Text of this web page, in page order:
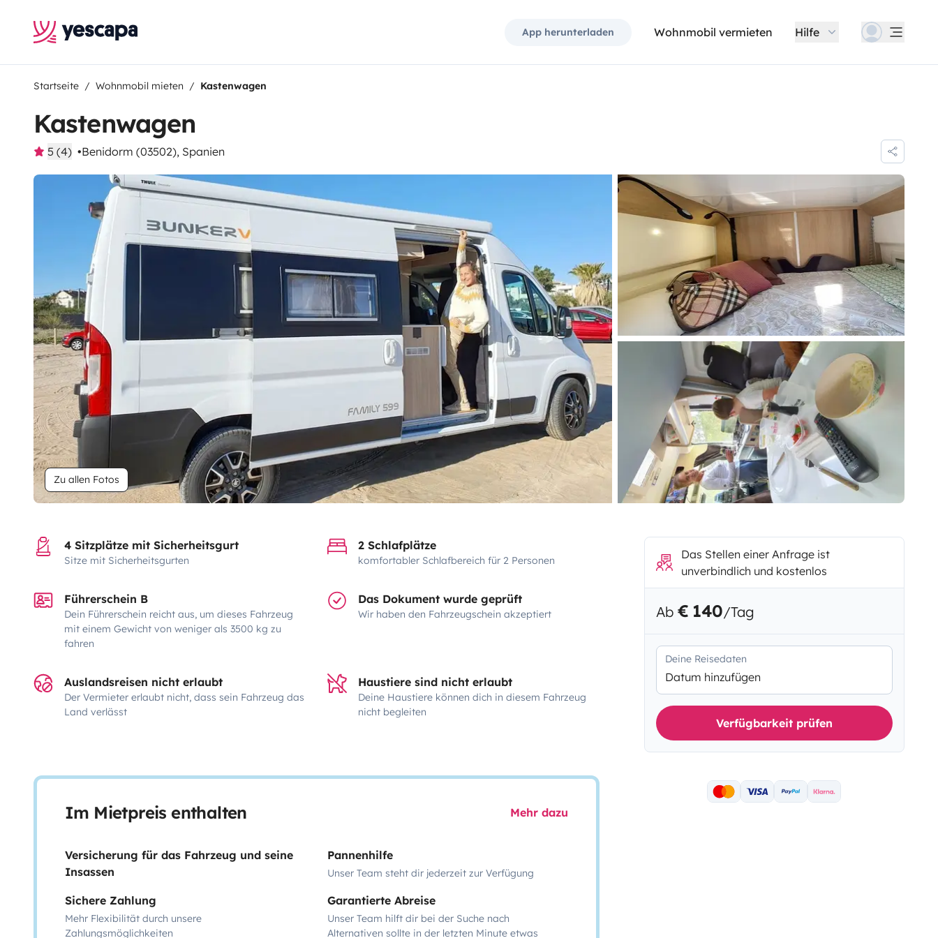
App herunterladen Wohnmobil vermieten Hilfe
Startseite Wohnmobil mieten Kastenwagen
Kastenwagen
5 (4) Benidorm (03502), Spanien
Zu allen Fotos
4 Sitzplätze mit Sicherheitsgurt
Sitze mit Sicherheitsgurten
2 Schlafplätze
komfortabler Schlafbereich für 2 Personen
Führerschein B
Dein Führerschein reicht aus, um dieses Fahrzeug
mit einem Gewicht von weniger als 3500 kg zu
fahren
Das Dokument wurde geprüft
Wir haben den Fahrzeugschein akzeptiert
Auslandsreisen nicht erlaubt
Der Vermieter erlaubt nicht, dass sein Fahrzeug das
Land verlässt
Haustiere sind nicht erlaubt
Deine Haustiere können dich in diesem Fahrzeug
nicht begleiten
Im Mietpreis enthalten Mehr dazu
Versicherung für das Fahrzeug und seine
Insassen
Pannenhilfe
Unser Team steht dir jederzeit zur Verfügung
Sichere Zahlung
Mehr Flexibilität durch unsere
Zahlungsmöglichkeiten
Garantierte Abreise
Unser Team hilft dir bei der Suche nach
Alternativen sollte in der letzten Minute etwas
Das Stellen einer Anfrage ist
unverbindlich und kostenlos
Ab € 140/Tag
Deine Reisedaten
Datum hinzufügen
Verfügbarkeit prüfen